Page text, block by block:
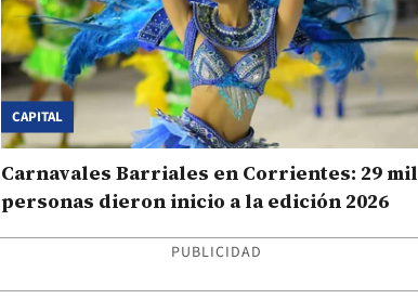
CAPITAL
Carnavales Barriales en Corrientes: 29 mil
personas dieron inicio a la edición 2026
PUBLICIDAD